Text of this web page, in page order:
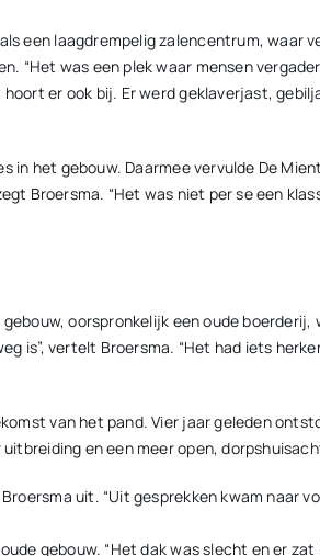
een laagdrempelig zalencentrum,
“Het was een plek waar mensen
er ook bij. Er werd geklaverjast,
in het gebouw. Daarmee vervulde De
Broersma. “Het was niet per se een
oorspronkelijk een oude
is”, vertelt Broersma. “Het had iets
van het pand. Vier jaar geleden
en een meer open,
uit. “Uit gesprekken kwam
gebouw. “Het dak was slecht en er